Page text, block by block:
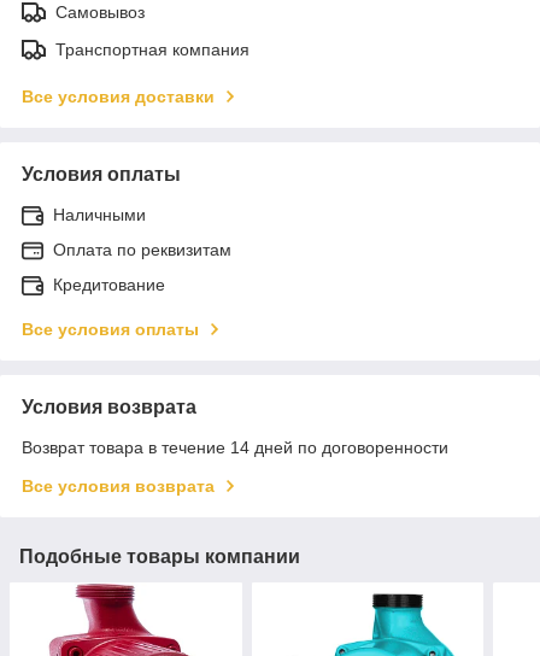
Самовывоз
Транспортная компания
Все условия доставки
Условия оплаты
Наличными
Оплата по реквизитам
Кредитование
Все условия оплаты
Условия возврата
Возврат товара в течение 14 дней по договоренности
Все условия возврата
Подобные товары компании